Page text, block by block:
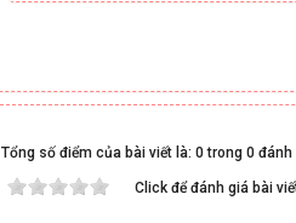
Tổng số điểm của bài viết là: 0 trong 0 đánh
Click để đánh giá bài